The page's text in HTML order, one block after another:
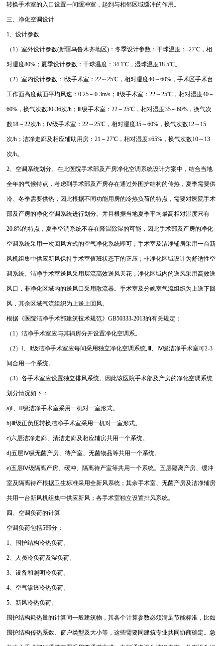
转换手术室的入口设置一间缓冲室，起到与相邻区域缓冲的作用。
三、净化空调设计
1、设计参数
（1）室外设计参数(新疆乌鲁木齐地区)：冬季设计参数：干球温度：-27℃，相
对湿度80%；夏季设计参数：干球温度：34.1℃，湿球温度18.5℃。
（2）室内设计参数：Ⅰ级手术室：22～25℃，相对湿度40～60%，手术区手术台
工作面高度截面平均风速：0.25～0.3m/s；Ⅱ级手术室：22～25℃，相对湿度40～
60%，换气次数30-36次/h；Ⅲ级手术室：22～25℃，相对湿度35～60%，换气次
数18～22次/h；Ⅳ级手术室：22～25℃，相对湿度35～60%，换气次数12～15
次/h；洁净走廊及相应辅助用房：21～27℃，相对湿度≤65%，换气次数10～13
次/h。
2、空调系统划分。在此医院手术部及产房净化空调系统设计方案中，结合当地
全年的气候特点，考虑到手术部及产房存在通过外围护结构的传热，夏季需要供
冷、冬季需要供热，因此根据不同功能用房的冷热负荷的特点，需要对医院手术
部及产房的净化空调系统进行划分。并且根据当地夏季平均最高相对湿度只有
20.8%的特点，夏季空调系统不存在降温除湿的可能，因此手术部及产房的净化
空调系统采用一次回风方式的空气净化系统即可；手术室及洁净辅房采用一台新
风机组集中供应新风保持手术室值班状态下的正压；非净化区域设计为舒适性空
调系统。洁净手术室送风采用层流高效送风天花，净化区域内的送风采用高效送
风口，非净化区域内的送风口采用散流器。手术室及分娩室气流组织为上送下回
风，其余区域气流组织为上送上回风。
根据《医院洁净手术部建筑技术规范》GB50333-2013的有关规定：
（1）洁净手术室应与其辅房分开设置净化空调系。
（2）Ⅰ、Ⅱ级洁净手术室应每间采用独立净化空调系统,Ⅲ、Ⅳ级洁净手术室可2-3
间合用一个系统。
（3）各手术室应设置独立排风系统。因此该医院手术部及产房的净化空调系统
划分情况如下：
a)Ⅰ、II级洁净手术室采用一机对一室形式。
b)Ⅲ级正负压转换洁净手术室采用一机对一室形式。
c)六层洁净走廊、清洁走廊及相应辅房共用一个系统。
d)五层Ⅳ级无菌产房、待产室、无菌物品等共用一个系统。
e)五层Ⅳ级隔离产房、缓冲、隔离待产室等共用一个系统。五层隔离产房、缓冲
室及隔离待产根据卫生标准采用全新风系统；其余手术室、无菌产房及洁净辅房
共用一台新风机组集中供应新风；各手术室独立设置排风系统。
四、空调负荷的计算
空调负荷包括5部分：
1、围护结构冷热负荷。
2、人员冷负荷及湿负荷。
3、设备和照明冷负荷。
4、空气渗透冷热负荷。
5、新风冷热负荷。
围护结构耗热量的计算同一般建筑物，其各个计算参数必须满足节能标准，比如
围护结构传热系数、窗户类型及大小等，这些需要同建筑专业共同协商确定。急